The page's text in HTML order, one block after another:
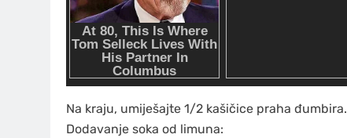
Na kraju, umiješajte 1/2 kašičice praha đumbira.
Dodavanje soka od limuna: